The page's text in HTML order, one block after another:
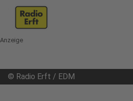
Anzeige
© Radio Erft / EDM